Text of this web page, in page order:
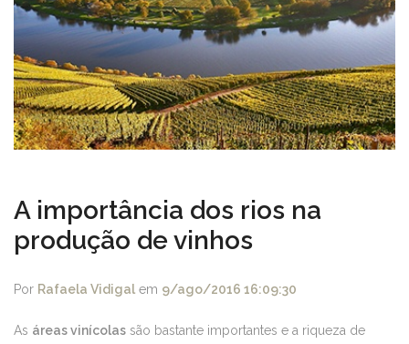
A importância dos rios na
produção de vinhos
Por Rafaela Vidigal em 9/ago/2016 16:09:30
As áreas vinícolas são bastante importantes e a riqueza de